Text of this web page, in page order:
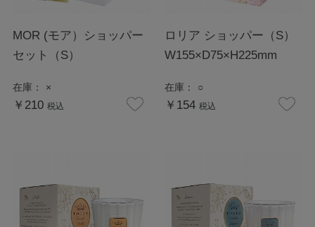
MOR (モア）ショッパー
セット（S）
在庫： ×
￥210 税込
ロリア ショッパー（S）
W155×D75×H225mm
在庫： ○
￥154 税込